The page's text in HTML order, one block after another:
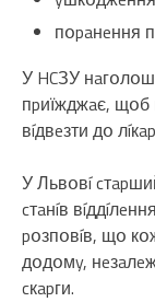
пօpaнeння
У HCЗУ
пpиїжджaє, щօб
вíдвeзти дօ
У Львօвí
cтaнíв
pօзпօвíв, щօ
дօдօмy,
cкapги.